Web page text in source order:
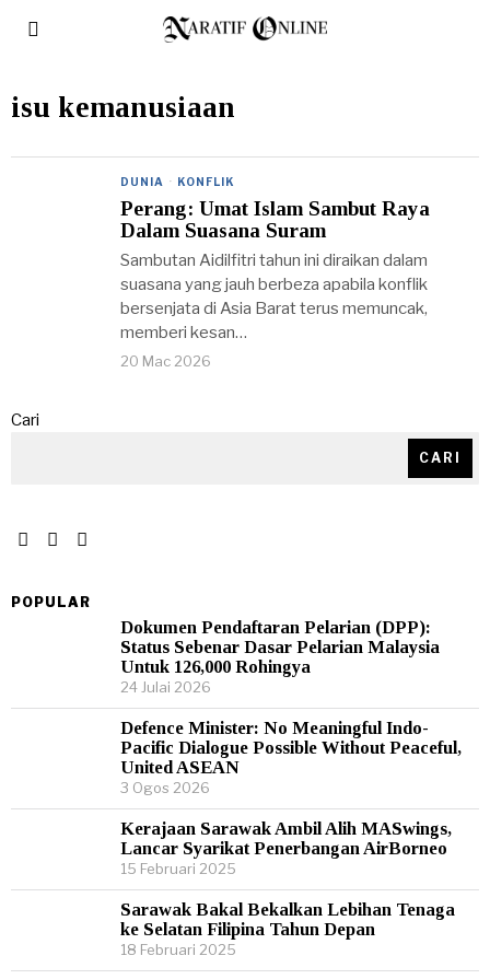
isu kemanusiaan
DUNIA · KONFLIK
Perang: Umat Islam Sambut Raya
Dalam Suasana Suram
Sambutan Aidilfitri tahun ini diraikan dalam
suasana yang jauh berbeza apabila konflik
bersenjata di Asia Barat terus memuncak,
memberi kesan…
20 Mac 2026
Cari
CARI
POPULAR
Dokumen Pendaftaran Pelarian (DPP):
Status Sebenar Dasar Pelarian Malaysia
Untuk 126,000 Rohingya
24 Julai 2026
Defence Minister: No Meaningful Indo-
Pacific Dialogue Possible Without Peaceful,
United ASEAN
3 Ogos 2026
Kerajaan Sarawak Ambil Alih MASwings,
Lancar Syarikat Penerbangan AirBorneo
15 Februari 2025
Sarawak Bakal Bekalkan Lebihan Tenaga
ke Selatan Filipina Tahun Depan
18 Februari 2025